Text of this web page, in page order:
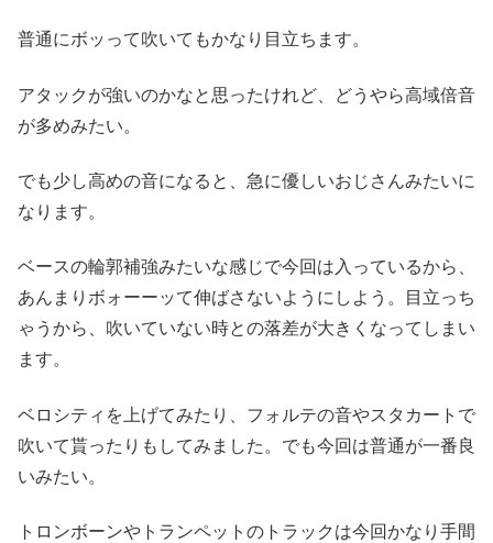
普通にボッって吹いてもかなり目立ちます。
アタックが強いのかなと思ったけれど、どうやら高域倍音
が多めみたい。
でも少し高めの音になると、急に優しいおじさんみたいに
なります。
ベースの輪郭補強みたいな感じで今回は入っているから、
あんまりボォーーッて伸ばさないようにしよう。目立っち
ゃうから、吹いていない時との落差が大きくなってしまい
ます。
ベロシティを上げてみたり、フォルテの音やスタカートで
吹いて貰ったりもしてみました。でも今回は普通が一番良
いみたい。
トロンボーンやトランペットのトラックは今回かなり手間